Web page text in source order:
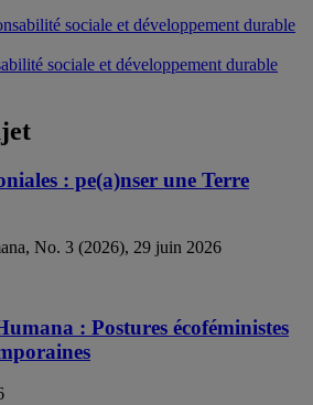
sociale et développement durable
: pe(a)nser une Terre
No. 3 (2026), 29 juin 2026
: Postures écoféministes